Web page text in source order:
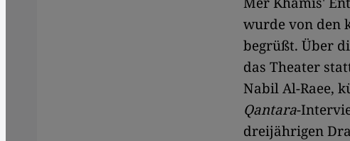
wurde von den
begrüßt. Über
das Theater
Nabil Al-Raee,
Qantara-
dreijährigen